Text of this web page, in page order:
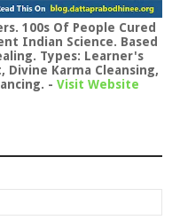
100s Of People Cured
Indian Science. Based
Types: Learner's
Divine Karma Cleansing,
- Visit Website